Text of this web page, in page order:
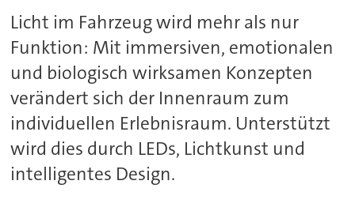
Licht im Fahrzeug wird mehr als nur
Funktion: Mit immersiven, emotionalen
und biologisch wirksamen Konzepten
verändert sich der Innenraum zum
individuellen Erlebnisraum. Unterstützt
wird dies durch LEDs, Lichtkunst und
intelligentes Design.